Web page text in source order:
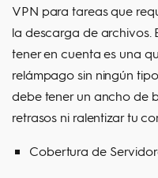
VPN para tareas que
la descarga de archivos.
tener en cuenta es una
relámpago sin ningún
debe tener un ancho de
retrasos ni ralentizar tu
Cobertura de